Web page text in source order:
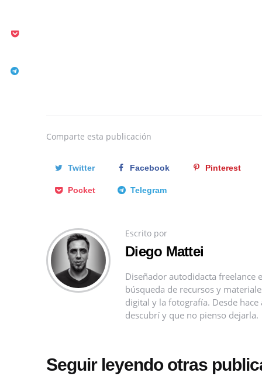
Comparte esta publicación
Twitter Facebook Pinterest
Pocket Telegram
Escrito por
Diego Mattei
Diseñador autodidacta freelance
búsqueda de recursos y
digital y la fotografía. Desde
descubrí y que no pienso dejarla.
Seguir leyendo otras